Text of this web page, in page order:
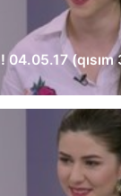
04.05.17 (qısım